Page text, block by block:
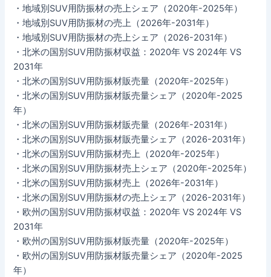
・地域別SUV用防振材の売上シェア（2020年-2025年）
・地域別SUV用防振材の売上（2026年-2031年）
・地域別SUV用防振材の売上シェア（2026-2031年）
・北米の国別SUV用防振材収益：2020年 VS 2024年 VS
2031年
・北米の国別SUV用防振材販売量（2020年-2025年）
・北米の国別SUV用防振材販売量シェア（2020年-2025
年）
・北米の国別SUV用防振材販売量（2026年-2031年）
・北米の国別SUV用防振材販売量シェア（2026-2031年）
・北米の国別SUV用防振材売上（2020年-2025年）
・北米の国別SUV用防振材売上シェア（2020年-2025年）
・北米の国別SUV用防振材売上（2026年-2031年）
・北米の国別SUV用防振材の売上シェア（2026-2031年）
・欧州の国別SUV用防振材収益：2020年 VS 2024年 VS
2031年
・欧州の国別SUV用防振材販売量（2020年-2025年）
・欧州の国別SUV用防振材販売量シェア（2020年-2025
年）